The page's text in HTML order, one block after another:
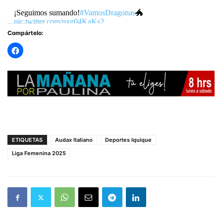
¡Seguimos sumando!#VamosDragonas🐲
pic.twitter.com/nxg04KaKs2
— Deportes Iquique (@ClubDIquique)
Compártelo:
ETIQUETAS Audax Italiano
Deportes Iquique
Liga Femenina 2025